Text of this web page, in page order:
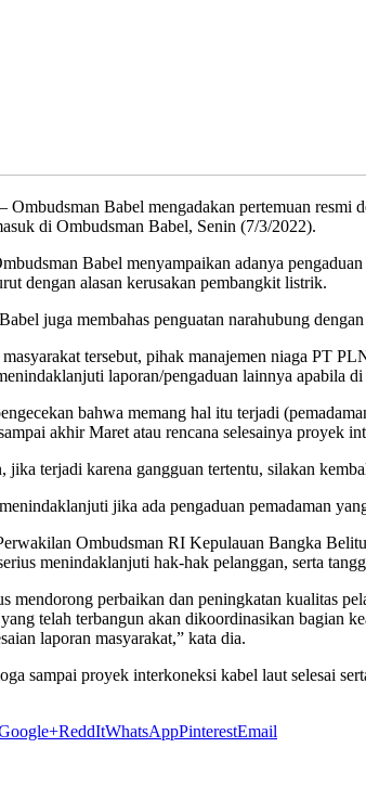
Ombudsman Babel mengadakan pertemuan resmi
di Ombudsman Babel, Senin (7/3/2022).
Babel menyampaikan adanya
dengan alasan kerusakan pembangkit listrik.
juga membahas penguatan narahubung
tersebut, pihak manajemen niaga PT
laporan/pengaduan lainnya apabila
bahwa memang hal itu terjadi
akhir Maret atau rencana selesainya proyek
jika terjadi karena gangguan tertentu, silakan
jika ada pengaduan pemadaman
Ombudsman RI Kepulauan Bangka
menindaklanjuti hak-hak pelanggan, serta
mendorong perbaikan dan peningkatan kualitas
telah terbangun akan dikoordinasikan bagian
laporan masyarakat,” kata dia.
sampai proyek interkoneksi kabel laut selesai
ReddItWhatsAppPinterestEmail